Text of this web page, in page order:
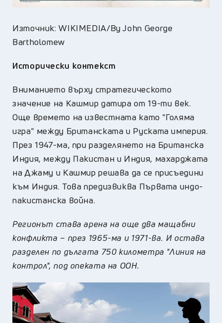
Източник: WIKIMEDIA/By John George
Bartholomew
Исторически контекст
Вниманието върху стратегическото
значение на Кашмир датира от 19-ти век.
Още времето на известната като "Голяма
игра" между Британската и Руската империя.
През 1947-ма, при разделянето на Британска
Индия, между Пакистан и Индия, махарджата
на Джаму и Кашмир решава да се присъедини
към Индия. Това предизвиква Първата индо-
пакистанска война.
Регионът става арена на още два мащабни
конфликта – през 1965-ма и 1971-ва. И остава
разделен по дългата 750 километра "Линия на
контрол", под опеката на ООН.